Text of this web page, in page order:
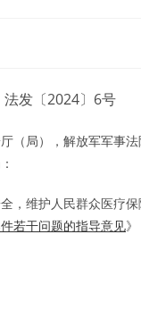
法发〔2024〕6号
（局），解放军军事
维护人民群众医疗保
若干问题的指导意见